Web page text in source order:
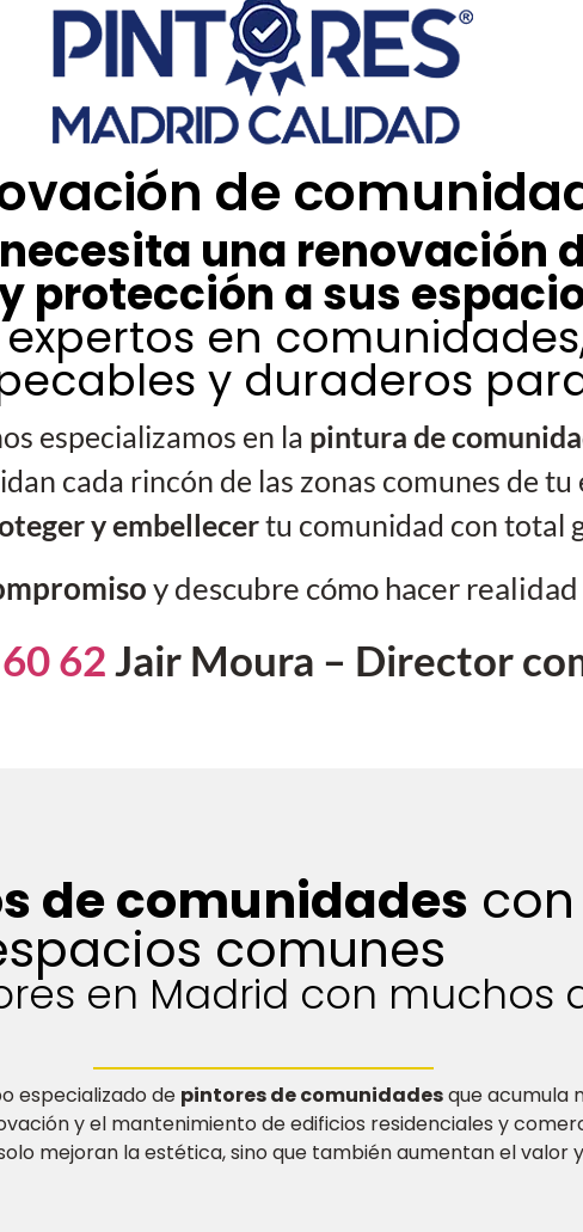
de
una renovación
protección a sus
en
y duraderos
especializamos en la pintura de
cada rincón de las zonas comunes de tu
y embellecertu comunidad con total
y descubre cómo hacer
62Jair Moura – Director
de comunidades
comunes
en Madrid con muchos
especializado de pintores de comunidadesque acumula
y el mantenimiento de edificios residenciales y
mejoran la estética, sino que también aumentan el valor